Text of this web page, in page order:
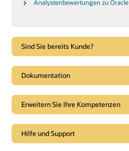
Analystenbewertungen zu Oracle
Sind Sie bereits Kunde?
Dokumentation
Erweitern Sie Ihre Kompetenzen
Hilfe und Support